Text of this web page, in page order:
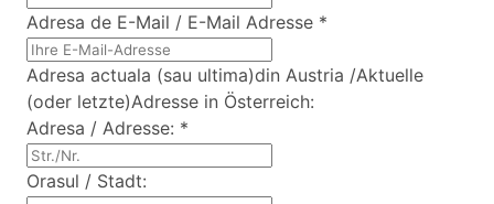
Adresa de E-Mail / E-Mail Adresse *
Adresa actuala (sau ultima)din Austria /Aktuelle
(oder letzte)Adresse in Österreich:
Adresa / Adresse: *
Orasul / Stadt: